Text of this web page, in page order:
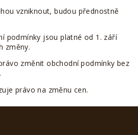
vzniknout, budou přednostně
podmínky jsou platné od 1. září
změny.
změnit obchodní podmínky bez
právo na změnu cen.